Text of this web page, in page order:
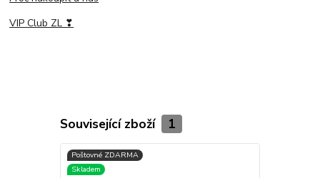
VIP Club ZL ❣
Související zboží 1